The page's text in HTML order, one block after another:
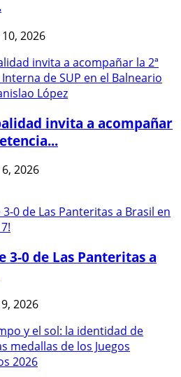
2026
invita a acompañar
2026
3-0 de Las Panteritas a
2026